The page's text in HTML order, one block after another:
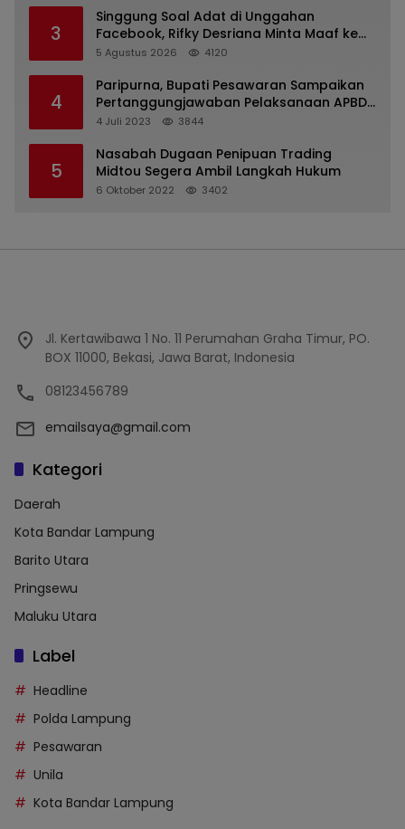
3
Singgung Soal Adat di Unggahan
Facebook, Rifky Desriana Minta Maaf ke
PDA dan Bupati Kubar
5 Agustus 2026 4120
4
Paripurna, Bupati Pesawaran Sampaikan
Pertanggungjawaban Pelaksanaan APBD
2022
4 Juli 2023 3844
5
Nasabah Dugaan Penipuan Trading
Midtou Segera Ambil Langkah Hukum
6 Oktober 2022 3402
Jl. Kertawibawa 1 No. 11 Perumahan Graha Timur, PO.
BOX 11000, Bekasi, Jawa Barat, Indonesia
08123456789
emailsaya@gmail.com
Kategori
Daerah
Kota Bandar Lampung
Barito Utara
Pringsewu
Maluku Utara
Label
Headline
Polda Lampung
Pesawaran
Unila
Kota Bandar Lampung